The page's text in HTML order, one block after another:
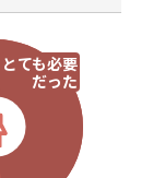
とても必要
だった